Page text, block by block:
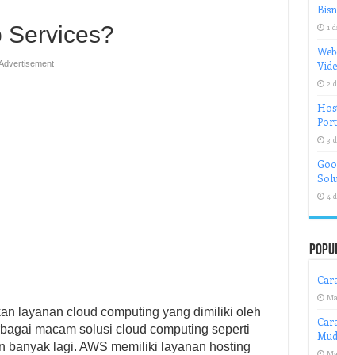
Services?
layanan cloud computing yang dimiliki oleh
macam solusi cloud computing seperti
banyak lagi. AWS memiliki layanan hosting
1
2
3
4